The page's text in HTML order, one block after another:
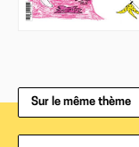
Sur le même thème